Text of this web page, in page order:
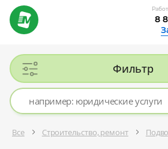
8
Фильтр
Все Строительство, ремонт